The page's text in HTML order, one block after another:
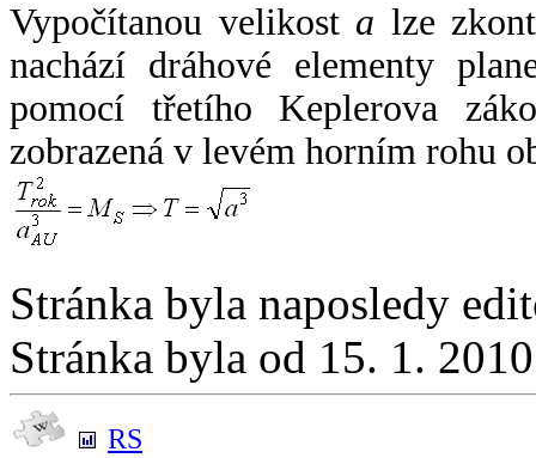
Vypočítanou velikost a lze
nachází dráhové elementy
pomocí třetího Keplerova
zobrazená v levém horním rohu
Stránka byla naposledy
Stránka byla od 15. 1.
RS